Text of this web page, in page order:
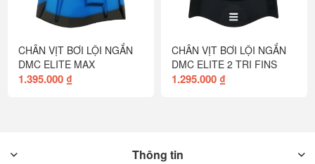
CHÂN VỊT BƠI LỘI NGẮN
DMC ELITE MAX
1.395.000 ₫
CHÂN VỊT BƠI LỘI NGẮN
DMC ELITE 2 TRI FINS
1.295.000 ₫
Thông tin